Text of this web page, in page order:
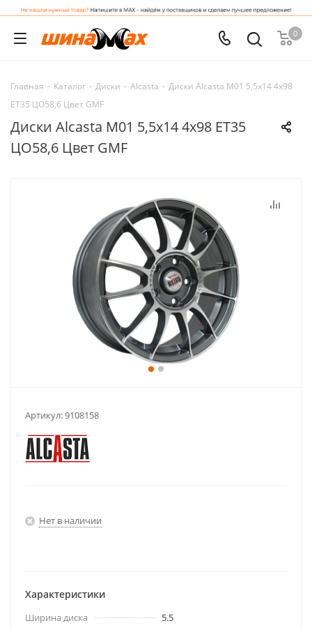
0
Главная - Каталог - Диски - Alcasta - Диски Alcasta M01 5,5x14 4x98
ET35 ЦО58,6 Цвет GMF
Диски Alcasta M01 5,5x14 4x98 ET35
ЦО58,6 Цвет GMF
Артикул:9108158
Нет в наличии
Характеристики
Ширина диска
5.5